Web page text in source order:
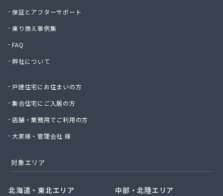
保証とアフターサポート
乗り換え事例集
FAQ
弊社について
戸建住宅にお住まいの方
集合住宅にご入居の方
店舗・業務用でご利用の方
大家様・管理会社 様
対象エリア
北海道・東北エリア
中部・北陸エリア